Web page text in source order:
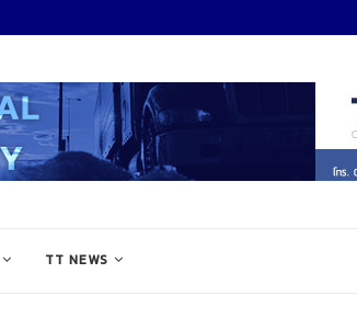
TT NEWS